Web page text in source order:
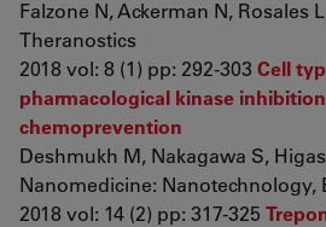
Falzone N, Ackerman N, Rosales
Theranostics
2018 vol: 8 (1) pp: 292-303 Cell
pharmacological kinase
chemoprevention
Deshmukh M, Nakagawa S,
Nanomedicine:
2018 vol: 14 (2) pp: 317-325